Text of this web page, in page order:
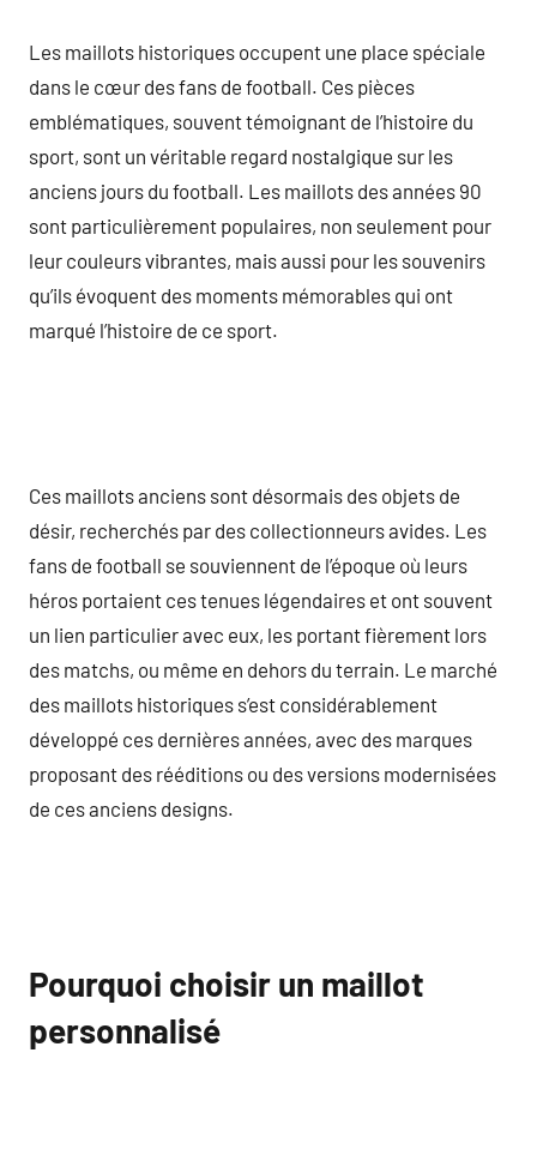
Les maillots historiques occupent une place spéciale
dans le cœur des fans de football. Ces pièces
emblématiques, souvent témoignant de l’histoire du
sport, sont un véritable regard nostalgique sur les
anciens jours du football. Les maillots des années 90
sont particulièrement populaires, non seulement pour
leur couleurs vibrantes, mais aussi pour les souvenirs
qu’ils évoquent des moments mémorables qui ont
marqué l’histoire de ce sport.
Ces maillots anciens sont désormais des objets de
désir, recherchés par des collectionneurs avides. Les
fans de football se souviennent de l’époque où leurs
héros portaient ces tenues légendaires et ont souvent
un lien particulier avec eux, les portant fièrement lors
des matchs, ou même en dehors du terrain. Le marché
des maillots historiques s’est considérablement
développé ces dernières années, avec des marques
proposant des rééditions ou des versions modernisées
de ces anciens designs.
Pourquoi choisir un maillot
personnalisé